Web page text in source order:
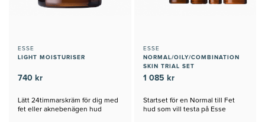
ESSE
LIGHT MOISTURISER
740 kr
Lätt 24timmarskräm för dig med
fet eller aknebenägen hud
ESSE
NORMAL/OILY/COMBINATION
SKIN TRIAL SET
1 085 kr
Startset för en Normal till Fet
hud som vill testa på Esse